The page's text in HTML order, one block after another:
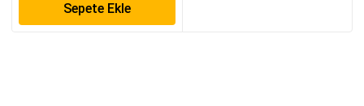
Sepete Ekle